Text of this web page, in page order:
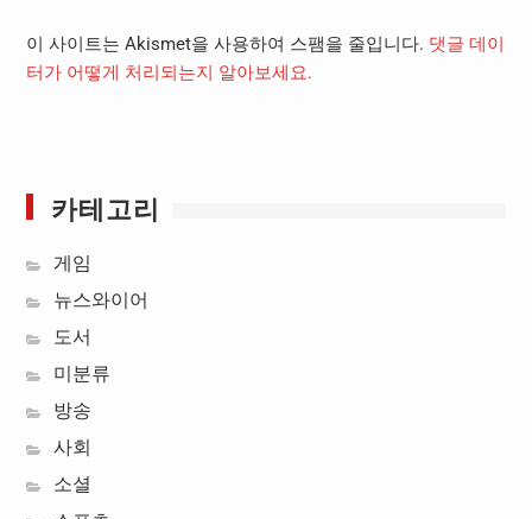
이 사이트는 Akismet을 사용하여 스팸을 줄입니다. 댓글 데이
터가 어떻게 처리되는지 알아보세요.
카테고리
게임
뉴스와이어
도서
미분류
방송
사회
소셜